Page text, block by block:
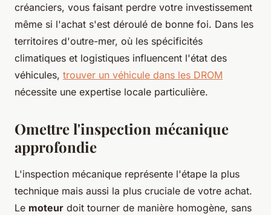
créanciers, vous faisant perdre votre investissement
même si l'achat s'est déroulé de bonne foi. Dans les
territoires d'outre-mer, où les spécificités
climatiques et logistiques influencent l'état des
véhicules, trouver un véhicule dans les DROM
nécessite une expertise locale particulière.
Omettre l'inspection mécanique
approfondie
L'inspection mécanique représente l'étape la plus
technique mais aussi la plus cruciale de votre achat.
Le moteur doit tourner de manière homogène, sans